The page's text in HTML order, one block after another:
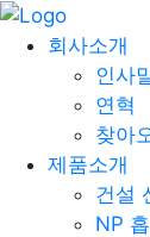
회사소개
인사
연혁
찾아
제품소개
건설
NP